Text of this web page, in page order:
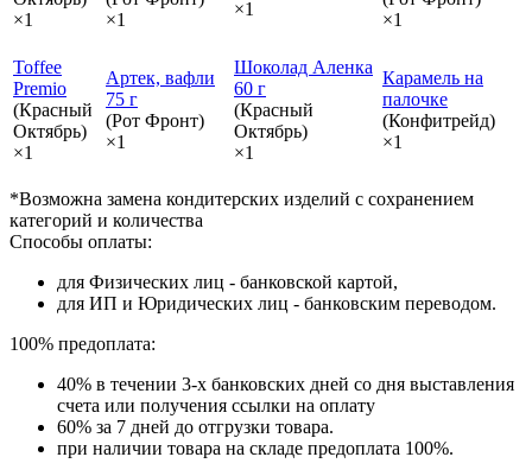
×1
×1
×1
×1
Toffee
Premio
(Красный
Октябрь)
×1
Артек, вафли
75 г
(Рот Фронт)
×1
Шоколад Аленка
60 г
(Красный
Октябрь)
×1
Карамель на
палочке
(Конфитрейд)
×1
*Возможна замена кондитерских изделий с сохранением
категорий и количества
Способы оплаты:
для Физических лиц - банковской картой,
для ИП и Юридических лиц - банковским переводом.
100% предоплата:
40% в течении 3-х банковских дней со дня выставления
счета или получения ссылки на оплату
60% за 7 дней до отгрузки товара.
при наличии товара на складе предоплата 100%.